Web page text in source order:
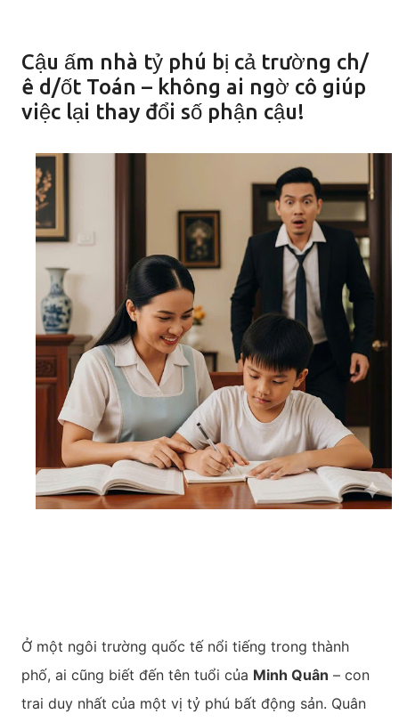
Cậu ấm nhà tỷ phú bị cả trường ch/
ê d/ốt Toán – không ai ngờ cô giúp
việc lại thay đổi số phận cậu!
Ở một ngôi trường quốc tế nổi tiếng trong thành
phố, ai cũng biết đến tên tuổi của Minh Quân – con
trai duy nhất của một vị tỷ phú bất động sản. Quân